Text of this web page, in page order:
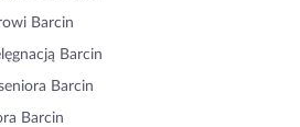
Barcin
Barcin
Barcin
Barcin